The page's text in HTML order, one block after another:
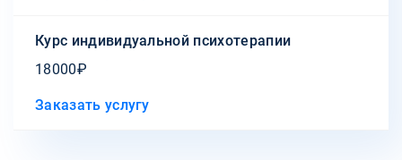
Курс индивидуальной психотерапии
18000₽
Заказать услугу